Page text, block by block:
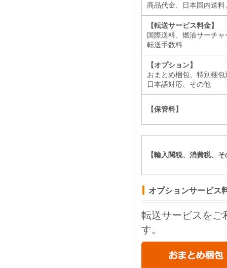
10.0
10.5
11.0
11.5
12.5
13.0
14.5
15.0
16.5
17.0
18.0
19.5
商品代金、日本国内送料
【転送サービス料金】
国際送料、燃油サーチャ
転送手数料
【オプション】
おまとめ梱包、特別梱包
日本語対応、その他
【保管料】
【輸入関税、消費税、
オプションサービス
転送サービスをご
す。